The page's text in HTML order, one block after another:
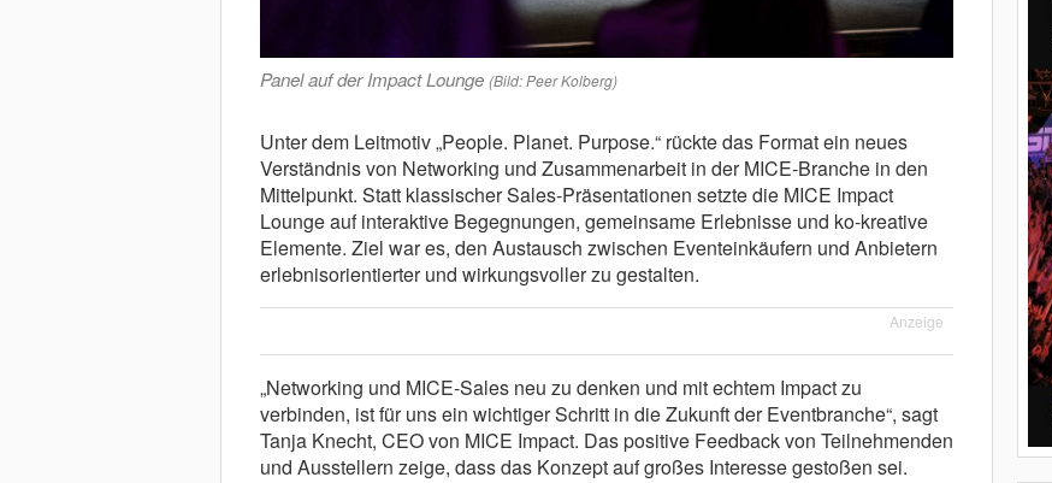
Panel auf der Impact Lounge (Bild: Peer Kolberg)
Unter dem Leitmotiv „People. Planet. Purpose.“ rückte das Format ein neues
Verständnis von Networking und Zusammenarbeit in der MICE-Branche in den
Mittelpunkt. Statt klassischer Sales-Präsentationen setzte die MICE Impact
Lounge auf interaktive Begegnungen, gemeinsame Erlebnisse und ko-kreative
Elemente. Ziel war es, den Austausch zwischen Eventeinkäufern und Anbietern
erlebnisorientierter und wirkungsvoller zu gestalten.
Anzeige
„Networking und MICE-Sales neu zu denken und mit echtem Impact zu
verbinden, ist für uns ein wichtiger Schritt in die Zukunft der Eventbranche“, sagt
Tanja Knecht, CEO von MICE Impact. Das positive Feedback von Teilnehmenden
und Ausstellern zeige, dass das Konzept auf großes Interesse gestoßen sei.